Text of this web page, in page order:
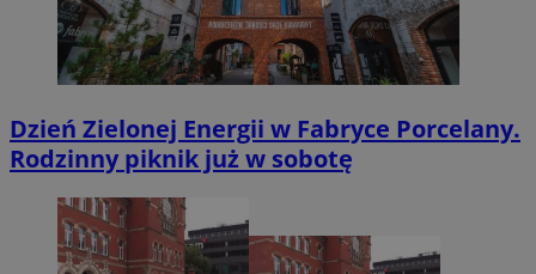
Dzień Zielonej Energii w Fabryce Porcelany.
Rodzinny piknik już w sobotę